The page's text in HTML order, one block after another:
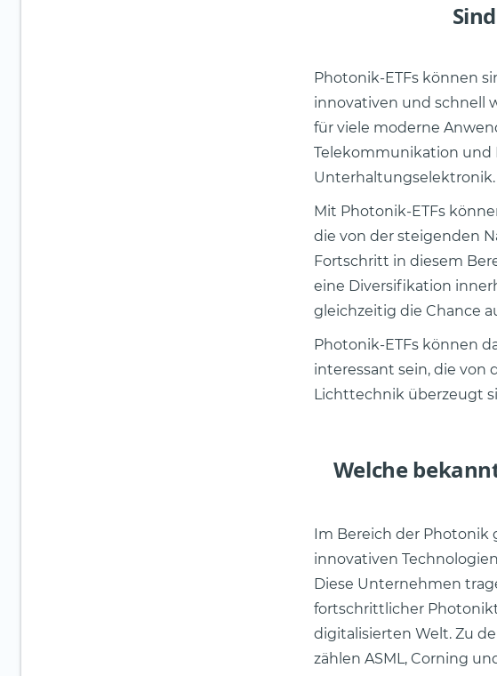
Photonik-ETFs können
innovativen und schnell
für viele moderne
Telekommunikation und
Unterhaltungselektronik.
Mit Photonik-ETFs
die von der steigenden
Fortschritt in diesem
eine Diversifikation
gleichzeitig die Chance
Photonik-ETFs können
interessant sein, die von
Lichttechnik überzeugt
Welche
Im Bereich der
innovativen
Diese Unternehmen
fortschrittlicher
digitalisierten Welt. Zu
zählen ASML, Corning